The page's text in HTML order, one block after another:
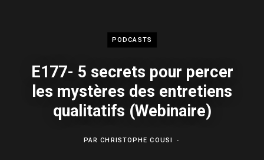
PODCASTS
E177- 5 secrets pour percer
les mystères des entretiens
qualitatifs (Webinaire)
PARCHRISTOPHE COUSI